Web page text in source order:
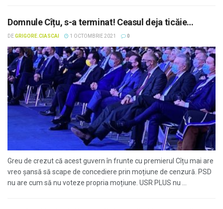
Domnule Cîțu, s-a terminat! Ceasul deja ticăie…
DEGRIGORE.CIASCAI 1 OCTOMBRIE 2021 0
Greu de crezut că acest guvern în frunte cu premierul Cîțu mai are
vreo șansă să scape de concediere prin moțiune de cenzură. PSD
nu are cum să nu voteze propria moțiune. USR PLUS nu ...